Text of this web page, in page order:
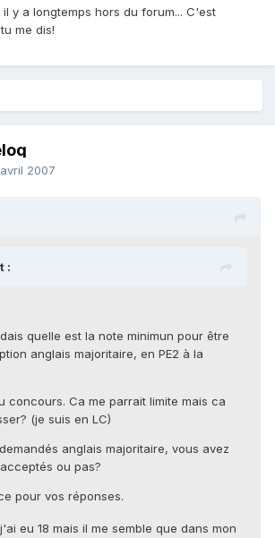
y a longtemps hors du forum... C'est
me dis!
2007
:
quelle est la note minimun pour être
anglais majoritaire, en PE2 à la
concours. Ca me parrait limite mais ca
(je suis en LC)
anglais majoritaire, vous avez
ou pas?
pour vos réponses.
eu 18 mais il me semble que dans mon